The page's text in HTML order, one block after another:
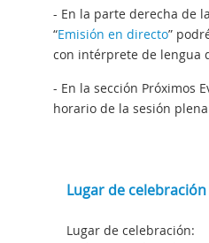
- En la parte derecha de
“Emisión en directo”
con intérprete de lengua
- En la sección Próximos
horario de la sesión
Lugar de celebración
Lugar de celebración: